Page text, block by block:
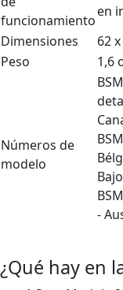
funcionamiento
en
Dimensiones
62
Peso
1,6
Números de
modelo
-
¿Qué hay en